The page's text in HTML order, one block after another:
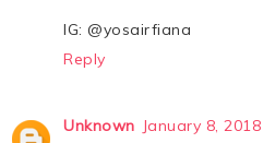
IG: @yosairfiana
Reply
Unknown January 8,